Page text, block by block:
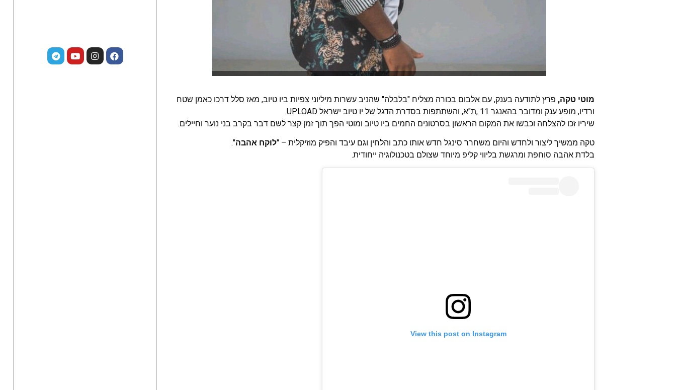
מוטי טקה, פרץ לתודעה בענק, עם אלבום בכורה מצליח "בלבלה" שהניב עשרות מיליוני צפיות ביו טיוב, מאז סלל דרכו כאמן שטח
ורדיו, מופע ענק ומדובר בהאנגר 11 ,ת"א, והשתתפות בסדרת הדגל של יו טיוב ישראל UPLOAD.
שיריו זכו להצלחה וכבשו את המקום הראשון בסרטונים החמים ביו טיוב ומוטי הפך תוך זמן קצר לשם דבר בקרב בני נוער וחיילים.
טקה ממשיך ליצור ולחדש והיום משחרר סינגל חדש אותו כתב והלחין וגם עיבד והפיק מוזיקלית – "לוקח אהבה".
בלדת אהבה סוחפת ומרגשת בליווי קליפ מיוחד שצולם בטכנולוגיה ייחודית.
View this post on Instagram